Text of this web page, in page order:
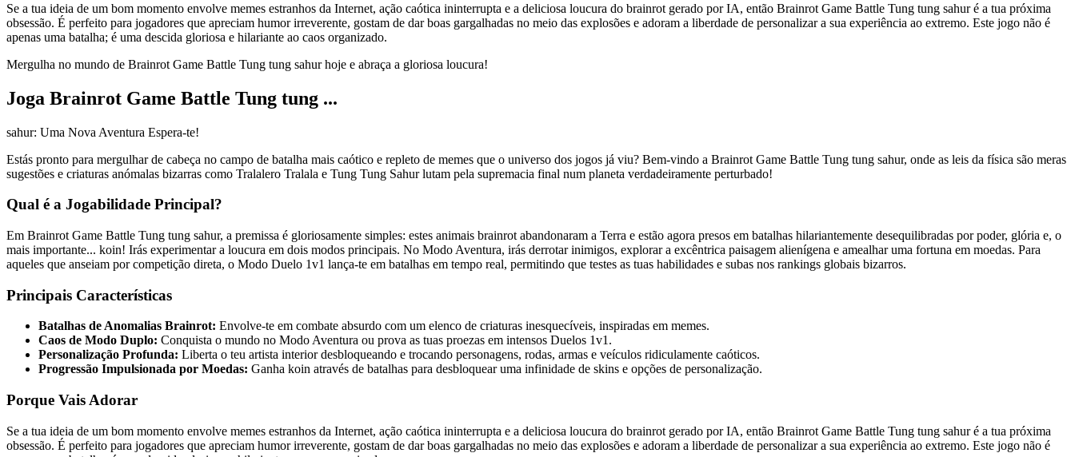
Se a tua ideia de um bom momento envolve memes estranhos da Internet, ação caótica ininterrupta e a deliciosa loucura do brainrot gerado por IA, então Brainrot Game Battle Tung tung sahur é a tua próxima
obsessão. É perfeito para jogadores que apreciam humor irreverente, gostam de dar boas gargalhadas no meio das explosões e adoram a liberdade de personalizar a sua experiência ao extremo. Este jogo não é
apenas uma batalha; é uma descida gloriosa e hilariante ao caos organizado.
Mergulha no mundo de Brainrot Game Battle Tung tung sahur hoje e abraça a gloriosa loucura!
Joga Brainrot Game Battle Tung tung ...
sahur: Uma Nova Aventura Espera-te!
Estás pronto para mergulhar de cabeça no campo de batalha mais caótico e repleto de memes que o universo dos jogos já viu? Bem-vindo a Brainrot Game Battle Tung tung sahur, onde as leis da física são meras
sugestões e criaturas anómalas bizarras como Tralalero Tralala e Tung Tung Sahur lutam pela supremacia final num planeta verdadeiramente perturbado!
Qual é a Jogabilidade Principal?
Em Brainrot Game Battle Tung tung sahur, a premissa é gloriosamente simples: estes animais brainrot abandonaram a Terra e estão agora presos em batalhas hilariantemente desequilibradas por poder, glória e, o
mais importante... koin! Irás experimentar a loucura em dois modos principais. No Modo Aventura, irás derrotar inimigos, explorar a excêntrica paisagem alienígena e amealhar uma fortuna em moedas. Para
aqueles que anseiam por competição direta, o Modo Duelo 1v1 lança-te em batalhas em tempo real, permitindo que testes as tuas habilidades e subas nos rankings globais bizarros.
Principais Características
Batalhas de Anomalias Brainrot: Envolve-te em combate absurdo com um elenco de criaturas inesquecíveis, inspiradas em memes.
Caos de Modo Duplo: Conquista o mundo no Modo Aventura ou prova as tuas proezas em intensos Duelos 1v1.
Personalização Profunda: Liberta o teu artista interior desbloqueando e trocando personagens, rodas, armas e veículos ridiculamente caóticos.
Progressão Impulsionada por Moedas: Ganha koin através de batalhas para desbloquear uma infinidade de skins e opções de personalização.
Porque Vais Adorar
Se a tua ideia de um bom momento envolve memes estranhos da Internet, ação caótica ininterrupta e a deliciosa loucura do brainrot gerado por IA, então Brainrot Game Battle Tung tung sahur é a tua próxima
obsessão. É perfeito para jogadores que apreciam humor irreverente, gostam de dar boas gargalhadas no meio das explosões e adoram a liberdade de personalizar a sua experiência ao extremo. Este jogo não é